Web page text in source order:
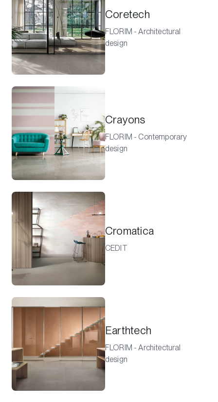
Coretech
FLORIM - Architectural
design
Crayons
FLORIM - Contemporary
design
Cromatica
CEDIT
Earthtech
FLORIM - Architectural
design